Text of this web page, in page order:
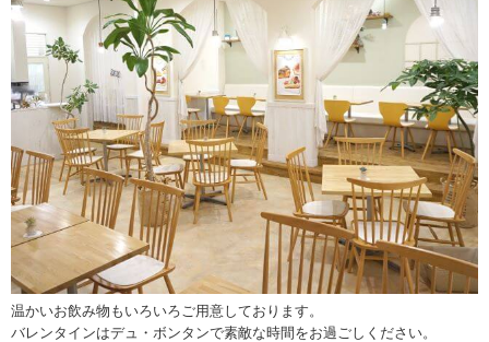
温かいお飲み物もいろいろご用意しております。
バレンタインはデュ・ボンタンで素敵な時間をお過ごしください。